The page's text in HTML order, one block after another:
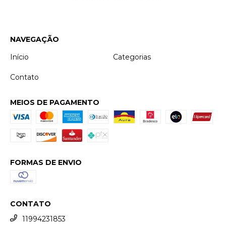
NAVEGAÇÃO
Início
Categorias
Contato
MEIOS DE PAGAMENTO
FORMAS DE ENVIO
CONTATO
11994231853